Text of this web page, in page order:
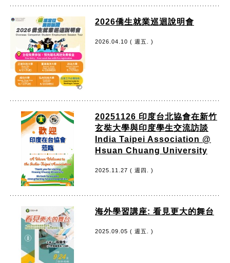
2026僑生就業巡迴說明會
2026.04.10 ( 週五. )
20251126 印度台北協會在新竹
玄奘大學與印度學生交流訪談
India Taipei Association @
Hsuan Chuang University
2025.11.27 ( 週四. )
海外學習講座: 看見更大的舞台
2025.09.05 ( 週五. )